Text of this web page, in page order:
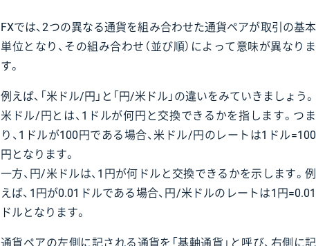
FXでは、2つの異なる通貨を組み合わせた通貨ペアが取引の基本
単位となり、その組み合わせ（並び順）によって意味が異なりま
す。
例えば、「米ドル/円」と「円/米ドル」の違いをみていきましょう。
米ドル/円とは、1ドルが何円と交換できるかを指します。つま
り、1ドルが100円である場合、米ドル/円のレートは1ドル=100
円となります。
一方、円/米ドルは、1円が何ドルと交換できるかを示します。例
えば、1円が0.01ドルである場合、円/米ドルのレートは1円=0.01
ドルとなります。
通貨ペアの左側に記される通貨を「基軸通貨」と呼び、右側に記